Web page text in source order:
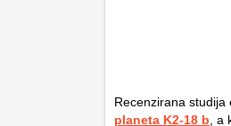
Recenzirana studija
planeta K2-18 b, a